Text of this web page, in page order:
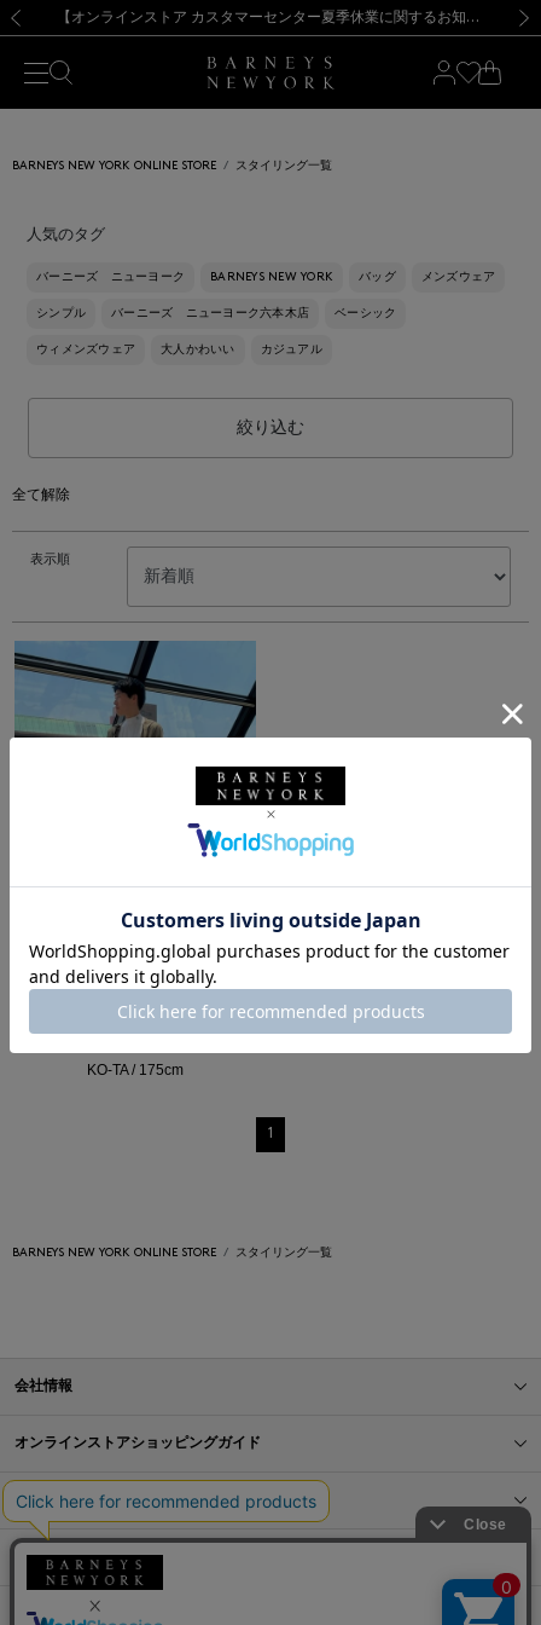
新規登録のお客様も対象！＜MY BARNEYS＞会員のお客様は11,000円（税込）以上のお買上げで常時送料無料！お買い物の際は会員登録を！
【夏季休業に伴う出荷一時停止のお知らせ】(2026.8.7) 【オンラインストア カスタマーセンター夏季休業に関するお知らせ】（2026.8.7）
【夏季休業に伴う返品・交換承り一時停止のお知らせ】（2026.8.5）
熊本県を中心とした地震の影響によるお荷物のお届けについて
【開催中】SUMMER SALEのご案内・ご注意事項 新規登録のお客様も対象！＜MY BARNEYS＞会員のお客様は11,000円（税込）以上のお買上げで常時送料無料！お買い物の際は会員登録を！
【夏季休業に伴う出荷一時停止のお知らせ】(2026.8.7)
BARNEYS NEW YORK ONLINE STORE スタイリング一覧
人気のタグ
バーニーズ ニューヨーク BARNEYS NEW YORK バッグ メンズウェア
シンプル バーニーズ ニューヨーク六本木店 ベーシック
ウィメンズウェア 大人かわいい カジュアル
絞り込む
全て解除
表示順
所属：メンズ
バーニーズ ニューヨー
KO-TA / 175cm
1
BARNEYS NEW YORK ONLINE STORE スタイリング一覧
会社情報
オンラインストアショッピングガイド
店舗情報
サービス